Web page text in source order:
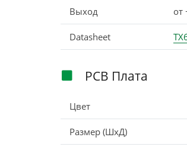
Выход от
Datasheet
PCB Плата
Цвет
Размер (ШxД)